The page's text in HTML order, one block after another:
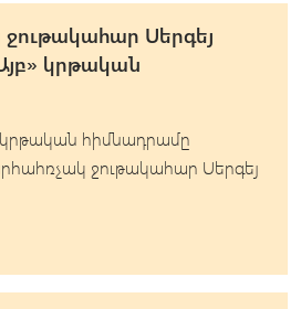
Սերգեյ
կրթական
կրթական հիմնադրամը
ջութակահար Սերգեյ